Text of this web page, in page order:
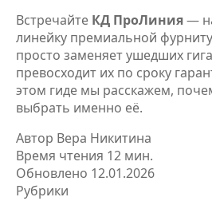
Встречайте КД ПроЛиния—
линейку премиальной
просто заменяет ушедших
превосходит их по сроку
этом гиде мы расскажем,
выбрать именно её.
Автор Вера Никитина
Время чтения 12 мин.
Обновлено 12.01.2026
Рубрики